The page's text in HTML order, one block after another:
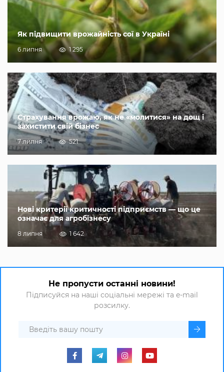
Як підвищити врожайність сої в Україні
6 липня 1 295
Страхування врожаю, як не «молитися» на дощ і
захистити свій бізнес
7 липня 521
Нові критерії критичності підприємств — що це
означає для агробізнесу
8 липня 1 642
Не пропусти останні новини!
Підписуйся на наші соціальні мережі та e-mail
розсилку.